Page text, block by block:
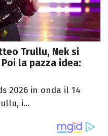
Trullu, Nek si
la pazza idea:
2026 in onda il 14
i...